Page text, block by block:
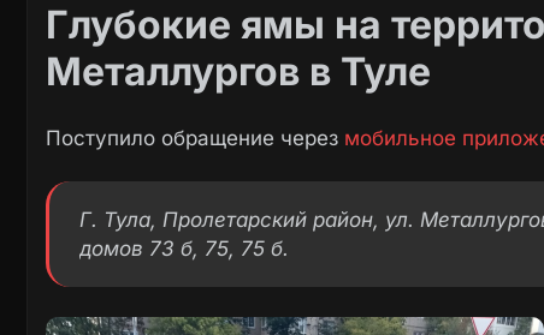
Глубокие ямы на
Металлургов в Туле
Поступило обращение через мобильное
Г. Тула, Пролетарский район, ул.
домов 73 б, 75, 75 б.